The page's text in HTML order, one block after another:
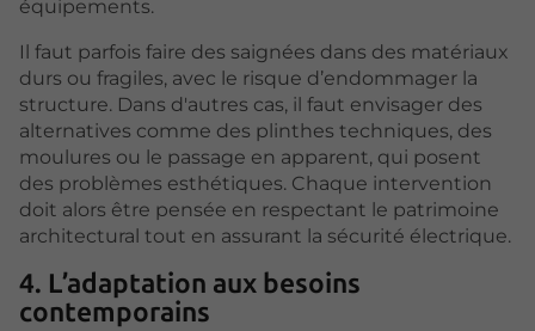
équipements.
Il faut parfois faire des saignées dans des matériaux
durs ou fragiles, avec le risque d’endommager la
structure. Dans d'autres cas, il faut envisager des
alternatives comme des plinthes techniques, des
moulures ou le passage en apparent, qui posent
des problèmes esthétiques. Chaque intervention
doit alors être pensée en respectant le patrimoine
architectural tout en assurant la sécurité électrique.
4. L’adaptation aux besoins
contemporains